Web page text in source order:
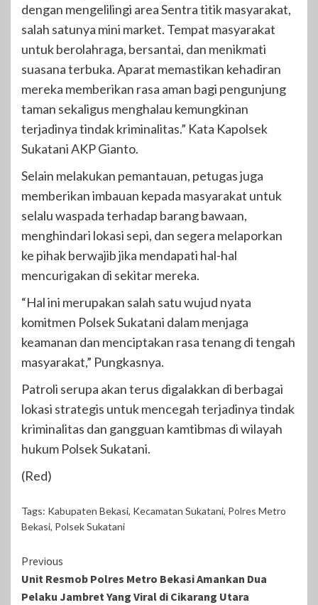
dengan mengelilingi area Sentra titik masyarakat,
salah satunya mini market. Tempat masyarakat
untuk berolahraga, bersantai, dan menikmati
suasana terbuka. Aparat memastikan kehadiran
mereka memberikan rasa aman bagi pengunjung
taman sekaligus menghalau kemungkinan
terjadinya tindak kriminalitas.” Kata Kapolsek
Sukatani AKP Gianto.
Selain melakukan pemantauan, petugas juga
memberikan imbauan kepada masyarakat untuk
selalu waspada terhadap barang bawaan,
menghindari lokasi sepi, dan segera melaporkan
ke pihak berwajib jika mendapati hal-hal
mencurigakan di sekitar mereka.
“Hal ini merupakan salah satu wujud nyata
komitmen Polsek Sukatani dalam menjaga
keamanan dan menciptakan rasa tenang di tengah
masyarakat,” Pungkasnya.
Patroli serupa akan terus digalakkan di berbagai
lokasi strategis untuk mencegah terjadinya tindak
kriminalitas dan gangguan kamtibmas di wilayah
hukum Polsek Sukatani.
(Red)
Tags: Kabupaten Bekasi, Kecamatan Sukatani, Polres Metro
Bekasi, Polsek Sukatani
Continue
Reading
Previous
Unit Resmob Polres Metro Bekasi Amankan Dua
Pelaku Jambret Yang Viral di Cikarang Utara